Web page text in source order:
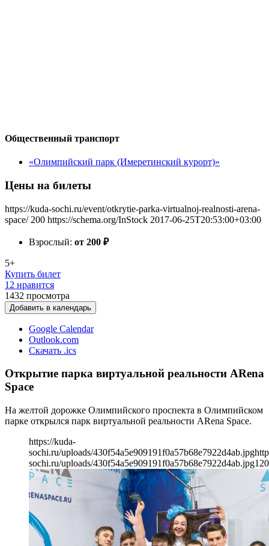
Общественный транспорт
«Олимпийский парк (Имеретинский курорт)»
Цены на билеты
https://kuda-sochi.ru/event/otkrytie-parka-virtualnoj-realnosti-arena-
space/ 200 https://schema.org/InStock 2017-06-25T20:53:00+03:00
Взрослый: от 200 ₽
5+
Купить билет
12 нравится
1432 просмотра
Добавить в календарь
Google Calendar
Outlook.com
Скачать .ics
Открытие парка виртуальной реальности ARena
Space
На желтой дорожке Олимпийского проспекта в Олимпийском
парке открылся парк виртуальной реальности ARena Space.
https://kuda-
sochi.ru/uploads/430f54a5e909191f0a57b68e7922d4ab.jpg
sochi.ru/uploads/430f54a5e909191f0a57b68e7922d4ab.jpg